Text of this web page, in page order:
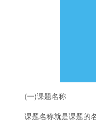
(一)课题名称
课题名称就是课题的